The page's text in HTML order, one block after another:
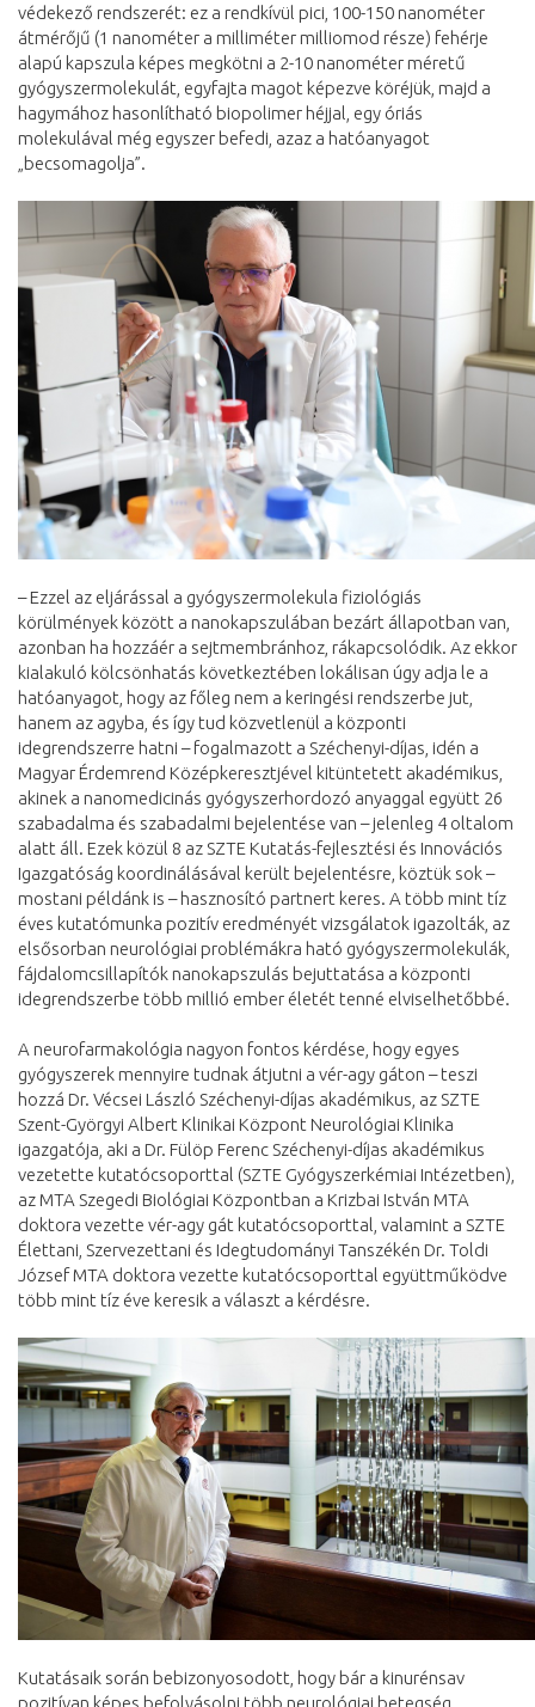
védekező rendszerét: ez a rendkívül pici, 100-150 nanométer
átmérőjű (1 nanométer a milliméter milliomod része) fehérje
alapú kapszula képes megkötni a 2-10 nanométer méretű
gyógyszermolekulát, egyfajta magot képezve köréjük, majd a
hagymához hasonlítható biopolimer héjjal, egy óriás
molekulával még egyszer befedi, azaz a hatóanyagot
„becsomagolja”.
– Ezzel az eljárással a gyógyszermolekula fiziológiás
körülmények között a nanokapszulában bezárt állapotban van,
azonban ha hozzáér a sejtmembránhoz, rákapcsolódik. Az ekkor
kialakuló kölcsönhatás következtében lokálisan úgy adja le a
hatóanyagot, hogy az főleg nem a keringési rendszerbe jut,
hanem az agyba, és így tud közvetlenül a központi
idegrendszerre hatni – fogalmazott a Széchenyi-díjas, idén a
Magyar Érdemrend Középkeresztjével kitüntetett akadémikus,
akinek a nanomedicinás gyógyszerhordozó anyaggal együtt 26
szabadalma és szabadalmi bejelentése van – jelenleg 4 oltalom
alatt áll. Ezek közül 8 az SZTE Kutatás-fejlesztési és Innovációs
Igazgatóság koordinálásával került bejelentésre, köztük sok –
mostani példánk is – hasznosító partnert keres. A több mint tíz
éves kutatómunka pozitív eredményét vizsgálatok igazolták, az
elsősorban neurológiai problémákra ható gyógyszermolekulák,
fájdalomcsillapítók nanokapszulás bejuttatása a központi
idegrendszerbe több millió ember életét tenné elviselhetőbbé.
A neurofarmakológia nagyon fontos kérdése, hogy egyes
gyógyszerek mennyire tudnak átjutni a vér-agy gáton – teszi
hozzá Dr. Vécsei László Széchenyi-díjas akadémikus, az SZTE
Szent-Györgyi Albert Klinikai Központ Neurológiai Klinika
igazgatója, aki a Dr. Fülöp Ferenc Széchenyi-díjas akadémikus
vezetette kutatócsoporttal (SZTE Gyógyszerkémiai Intézetben),
az MTA Szegedi Biológiai Központban a Krizbai István MTA
doktora vezette vér-agy gát kutatócsoporttal, valamint a SZTE
Élettani, Szervezettani és Idegtudományi Tanszékén Dr. Toldi
József MTA doktora vezette kutatócsoporttal együttműködve
több mint tíz éve keresik a választ a kérdésre.
Kutatásaik során bebizonyosodott, hogy bár a kinurénsav
pozitívan képes befolyásolni több neurológiai betegség,